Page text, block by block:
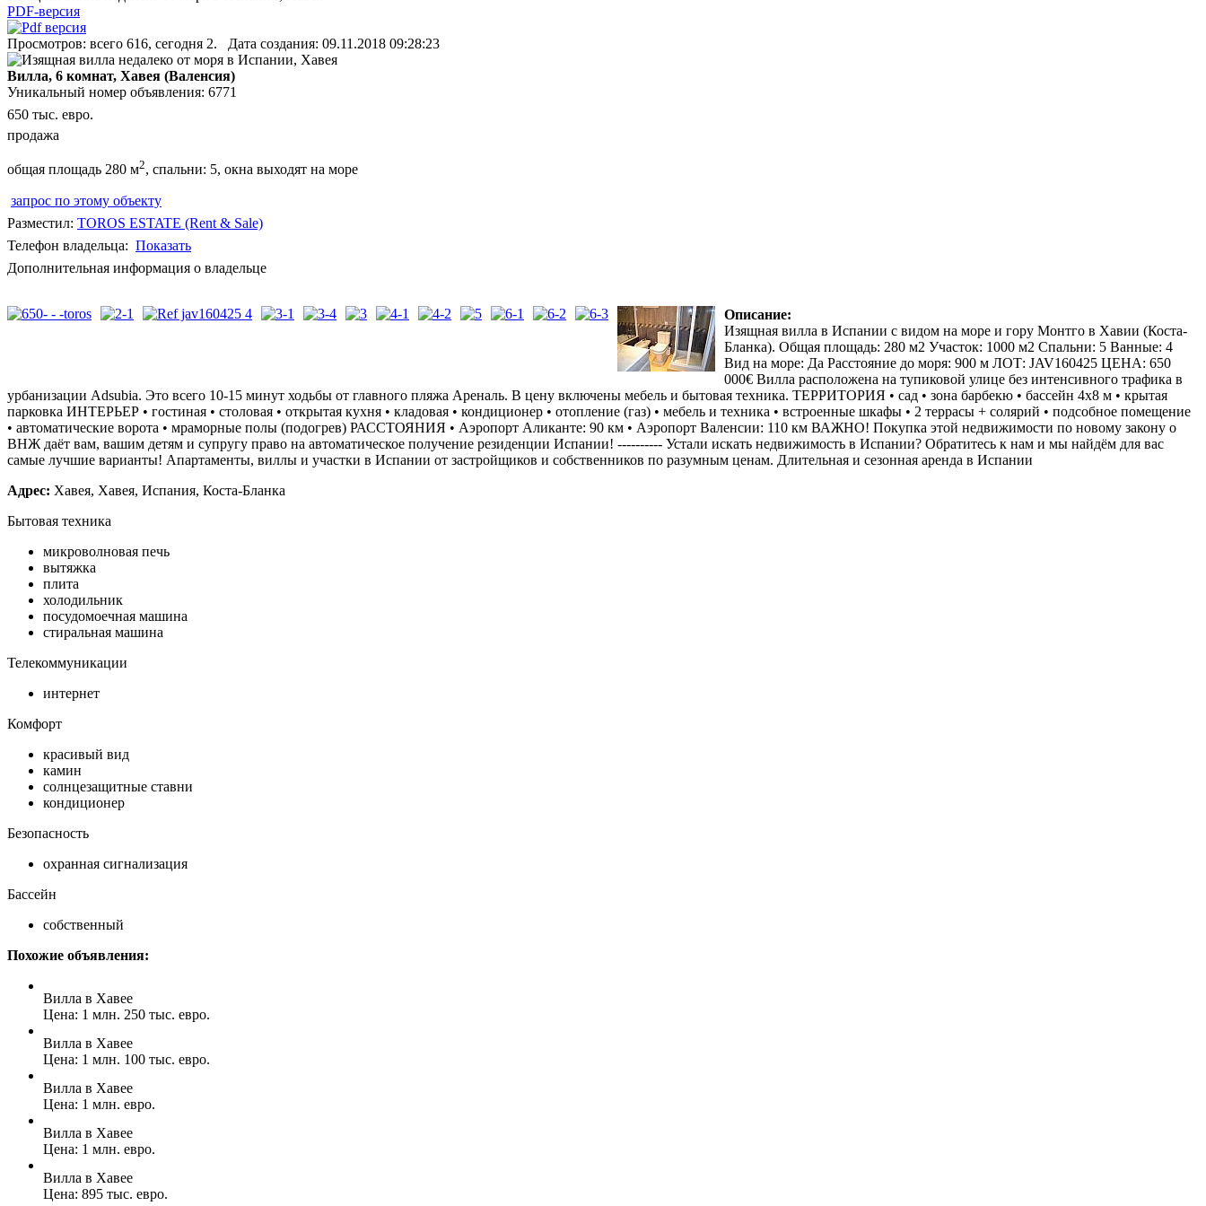
PDF-версия
Просмотров: всего 616, сегодня 2. Дата создания: 09.11.2018 09:28:23
Вилла, 6 комнат, Хавея (Валенсия)
Уникальный номер объявления: 6771
650 тыс. евро.
продажа
общая площадь 280 м2, спальни: 5, окна выходят на море
запрос по этому объекту
Разместил: TOROS ESTATE (Rent & Sale)
Телефон владельца: Показать
Дополнительная информация о владельце
Описание:
Изящная вилла в Испании с видом на море и гору Монтго в Хавии (Коста-
Бланка). Общая площадь: 280 м2 Участок: 1000 м2 Спальни: 5 Ванные: 4
Вид на море: Да Расстояние до моря: 900 м ЛОТ: JAV160425 ЦЕНА: 650
000€ Вилла расположена на тупиковой улице без интенсивного трафика в
урбанизации Adsubia. Это всего 10-15 минут ходьбы от главного пляжа Ареналь. В цену включены мебель и бытовая техника. ТЕРРИТОРИЯ • сад • зона барбекю • бассейн 4х8 м • крытая
парковка ИНТЕРЬЕР • гостиная • столовая • открытая кухня • кладовая • кондиционер • отопление (газ) • мебель и техника • встроенные шкафы • 2 террасы + солярий • подсобное помещение
• автоматические ворота • мраморные полы (подогрев) РАССТОЯНИЯ • Аэропорт Аликанте: 90 км • Аэропорт Валенсии: 110 км ВАЖНО! Покупка этой недвижимости по новому закону о
ВНЖ даёт вам, вашим детям и супругу право на автоматическое получение резиденции Испании! ---------- Устали искать недвижимость в Испании? Обратитесь к нам и мы найдём для вас
самые лучшие варианты! Апартаменты, виллы и участки в Испании от застройщиков и собственников по разумным ценам. Длительная и сезонная аренда в Испании
Адрес: Хавея, Хавея, Испания, Коста-Бланка
Бытовая техника
микроволновая печь
вытяжка
плита
холодильник
посудомоечная машина
стиральная машина
Телекоммуникации
интернет
Комфорт
красивый вид
камин
солнцезащитные ставни
кондиционер
Безопасность
охранная сигнализация
Бассейн
собственный
Похожие объявления:
Вилла в Хавее
Цена: 1 млн. 250 тыс. евро.
Вилла в Хавее
Цена: 1 млн. 100 тыс. евро.
Вилла в Хавее
Цена: 1 млн. евро.
Вилла в Хавее
Цена: 1 млн. евро.
Вилла в Хавее
Цена: 895 тыс. евро.